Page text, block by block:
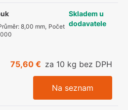
: 8,00 mm, Počet
Skladem u
dodavatele
75,60 € za 10 kg bez DPH
Na seznam